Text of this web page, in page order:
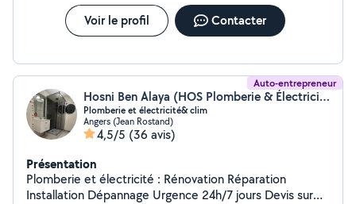
Voir le profil Contacter
Auto-entrepreneur
Hosni Ben Alaya (HOS Plomberie & Électricité&Clim)
Plomberie et électricité& clim
Angers (Jean Rostand)
4,5/5 (36 avis)
Présentation
Plomberie et électricité : Rénovation Réparation
Installation Dépannage Urgence 24h/7 jours Devis sur